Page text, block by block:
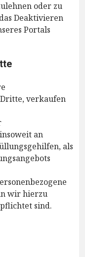
oder zu
Deaktivieren
Portals
verkaufen
an
als
wir hierzu
sind.